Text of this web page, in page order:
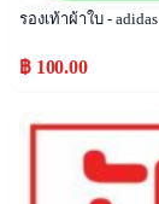
รองเท้าผ้าใบ - adidas
฿ 100.00
Popular